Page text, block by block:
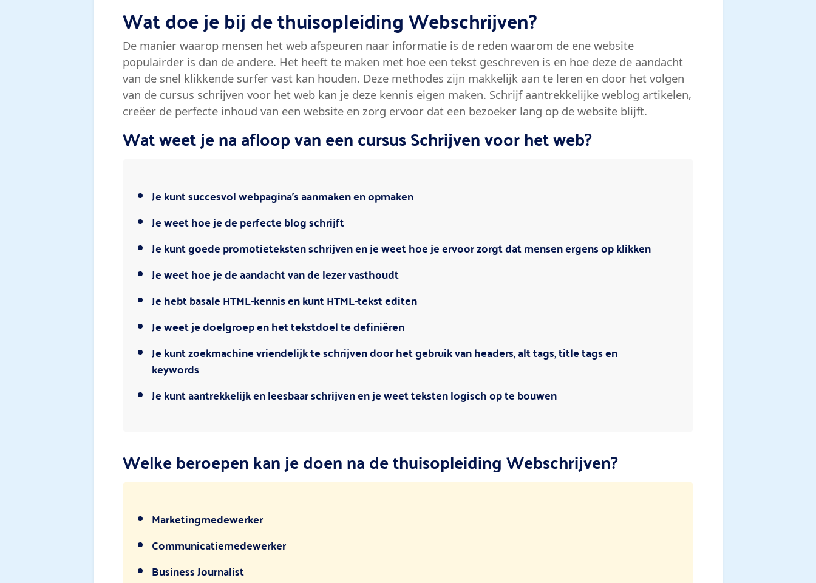
Wat doe je bij de thuisopleiding Webschrijven?
De manier waarop mensen het web afspeuren naar informatie is de reden waarom de ene website
populairder is dan de andere. Het heeft te maken met hoe een tekst geschreven is en hoe deze de aandacht
van de snel klikkende surfer vast kan houden. Deze methodes zijn makkelijk aan te leren en door het volgen
van de cursus schrijven voor het web kan je deze kennis eigen maken. Schrijf aantrekkelijke weblog artikelen,
creëer de perfecte inhoud van een website en zorg ervoor dat een bezoeker lang op de website blijft.
Wat weet je na afloop van een cursus Schrijven voor het web?
Je kunt succesvol webpagina’s aanmaken en opmaken
Je weet hoe je de perfecte blog schrijft
Je kunt goede promotieteksten schrijven en je weet hoe je ervoor zorgt dat mensen ergens op klikken
Je weet hoe je de aandacht van de lezer vasthoudt
Je hebt basale HTML-kennis en kunt HTML-tekst editen
Je weet je doelgroep en het tekstdoel te definiëren
Je kunt zoekmachine vriendelijk te schrijven door het gebruik van headers, alt tags, title tags en
keywords
Je kunt aantrekkelijk en leesbaar schrijven en je weet teksten logisch op te bouwen
Welke beroepen kan je doen na de thuisopleiding Webschrijven?
Marketingmedewerker
Communicatiemedewerker
Business Journalist